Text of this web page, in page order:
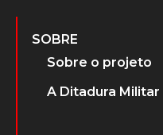
SOBRE
Sobre o projeto
A Ditadura Militar